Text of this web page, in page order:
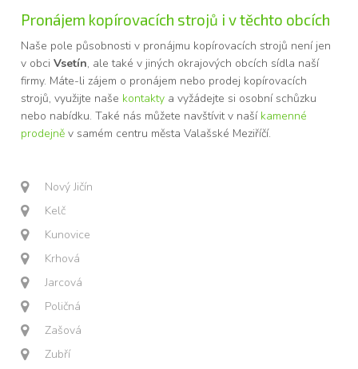
Pronájem kopírovacích strojů i v těchto obcích
Naše pole působnosti v pronájmu kopírovacích strojů není jen
v obciVsetín, ale také v jiných okrajových obcích sídla naší
firmy. Máte-li zájem o pronájem nebo prodej kopírovacích
strojů, využijte naše kontakty a vyžádejte si osobní schůzku
nebo nabídku. Také nás můžete navštívit v naší kamenné
prodejně v samém centru města Valašské Meziříčí.
Nový Jičín
Kelč
Kunovice
Krhová
Jarcová
Poličná
Zašová
Zubří